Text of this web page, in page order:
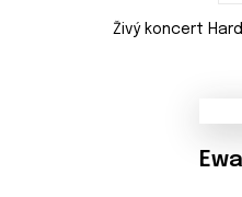
Živý koncert